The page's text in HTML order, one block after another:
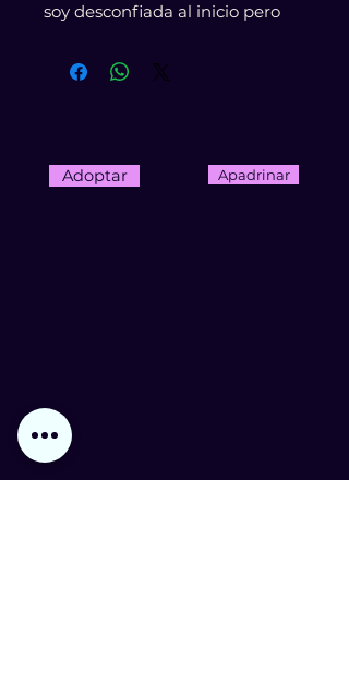
soy desconfiada al inicio pero
soy tranquila y amorosa, me
gusta mucho estar en espacios
de un perro tranquilo.
Adoptar Apadrinar